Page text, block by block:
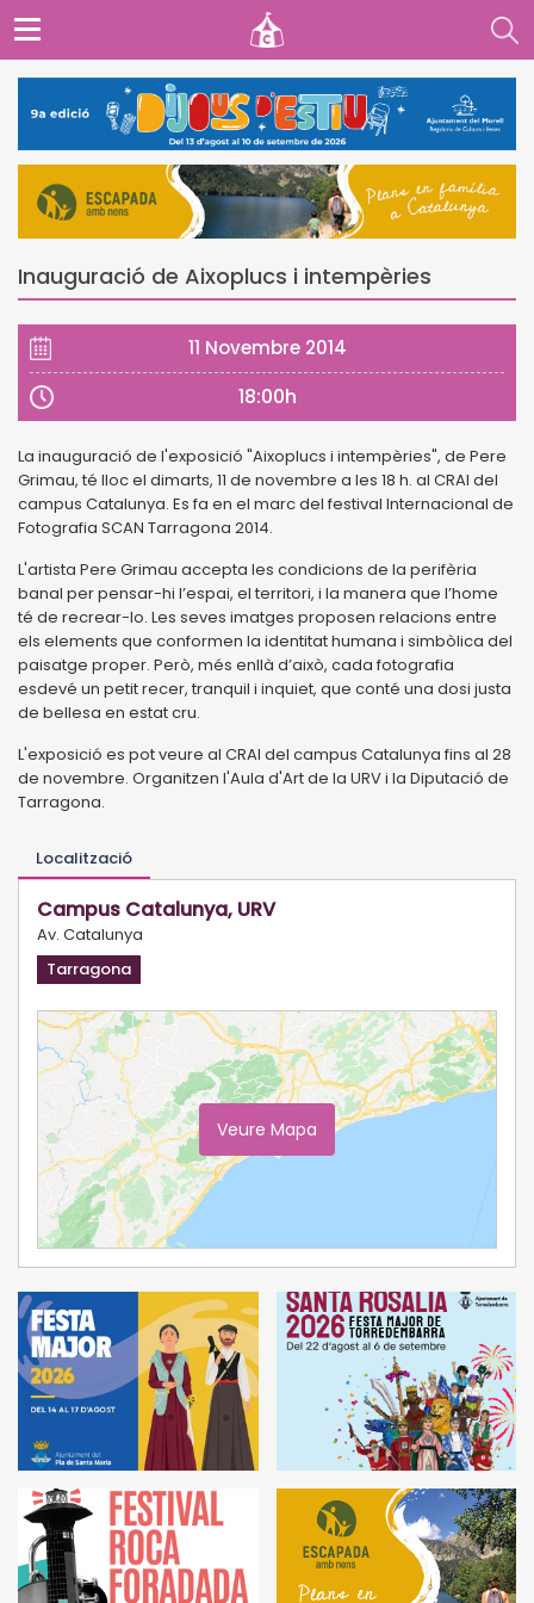
Inauguració de Aixoplucs i intempèries
11 Novembre 2014
18:00h
La inauguració de l'exposició "Aixoplucs i intempèries", de Pere
Grimau, té lloc el dimarts, 11 de novembre a les 18 h. al CRAI del
campus Catalunya. Es fa en el marc del festival Internacional de
Fotografia SCAN Tarragona 2014.
L'artista Pere Grimau accepta les condicions de la perifèria
banal per pensar-hi l’espai, el territori, i la manera que l’home
té de recrear-lo. Les seves imatges proposen relacions entre
els elements que conformen la identitat humana i simbòlica del
paisatge proper. Però, més enllà d’això, cada fotografia
esdevé un petit recer, tranquil i inquiet, que conté una dosi justa
de bellesa en estat cru.
L'exposició es pot veure al CRAI del campus Catalunya fins al 28
de novembre. Organitzen l'Aula d'Art de la URV i la Diputació de
Tarragona.
Localització
Campus Catalunya, URV
Av. Catalunya
Tarragona
Veure Mapa